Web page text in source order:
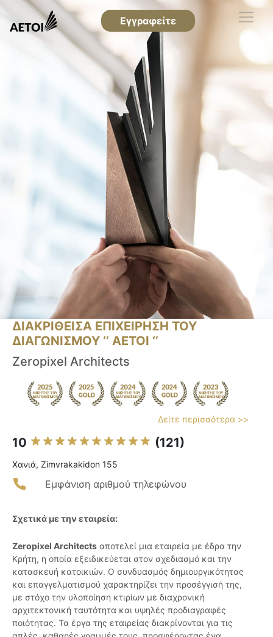
Εγγραφείτε
ΔΙΑΚΡΙΘΕΙΣΑ ΕΠΙΧΕΙΡΗΣΗ ΤΟΥ
ΔΙΑΓΩΝΙΣΜΟΥ ‘’ ΑΕΤΟΙ ‘’
Zeropixel Architects
Δείτε περισσότερα >>
10 (121)
Χανιά, Zimvrakakidon 155
Εμφάνιση αριθμού τηλεφώνου
Σχετικά με την εταιρεία:
Zeropixel Architects αποτελεί μια εταιρεία με έδρα την
Κρήτη, η οποία εξειδικεύεται στον σχεδιασμό και την
κατασκευή κατοικιών. Ο συνδυασμός δημιουργικότητας
και επαγγελματισμού χαρακτηρίζει την προσέγγισή της,
με στόχο την υλοποίηση κτιρίων με διαχρονική
αρχιτεκτονική ταυτότητα και υψηλές προδιαγραφές
ποιότητας. Τα έργα της εταιρείας διακρίνονται για τις